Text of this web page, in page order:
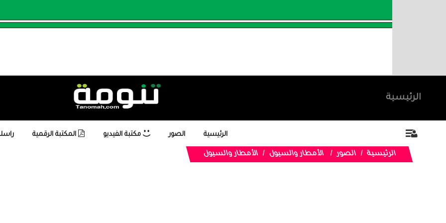
الرئيسية
الرئيسية الصور مكتبة الفيديو المكتبة الرقمية
الرئيسية الصور الأمطار والسيول الأمطار والسيول